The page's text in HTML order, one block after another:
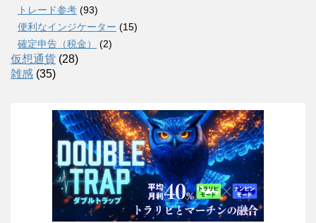
トレード参考 (93)
便利なインジケーター (15)
確定申告（税金）
(2)
仮想通貨 (28)
雑感 (35)